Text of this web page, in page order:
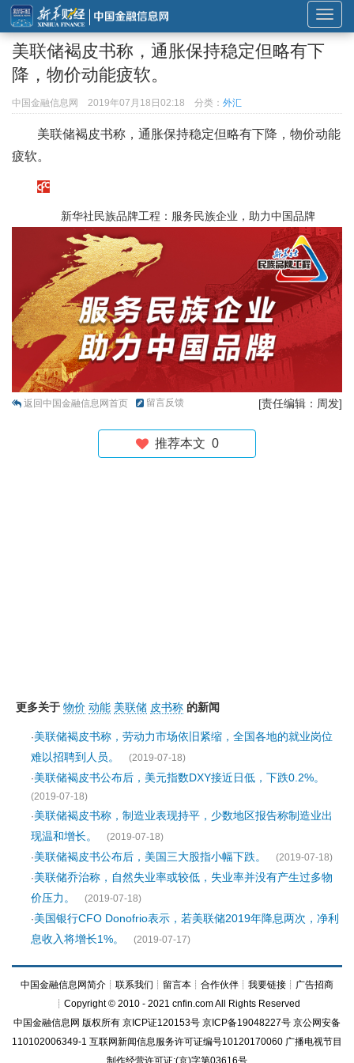
展
开
导
航
美联储褐皮书称，通胀保持稳定但略有下
降，物价动能疲软。
中国金融信息网 2019年07月18日02:18 分类： 外汇
美联储褐皮书称，通胀保持稳定但略有下降，物价动能
疲软。
新华社民族品牌工程：服务民族企业，助力中国品牌
返回中国金融信息网首页 留言反馈 [责任编辑：周发]
推荐本文 0
更多关于 物价 动能 美联储 皮书称 的新闻
·美联储褐皮书称，劳动力市场依旧紧缩，全国各地的就业岗位
难以招聘到人员。
(2019-07-18)
·美联储褐皮书公布后，美元指数DXY接近日低，下跌0.2%。
(2019-07-18)
·美联储褐皮书称，制造业表现持平，少数地区报告称制造业出
现温和增长。
(2019-07-18)
·美联储褐皮书公布后，美国三大股指小幅下跌。
(2019-07-18)
·美联储乔治称，自然失业率或较低，失业率并没有产生过多物
价压力。
(2019-07-18)
·美国银行CFO Donofrio表示，若美联储2019年降息两次，净利
息收入将增长1%。
(2019-07-17)
中国金融信息网简介 ┊ 联系我们 ┊ 留言本 ┊ 合作伙伴 ┊ 我要链接 ┊ 广告招商
┊Copyright © 2010 - 2021 cnfin.com All Rights Reserved
中国金融信息网 版权所有 京ICP证120153号 京ICP备19048227号 京公网安备
110102006349-1 互联网新闻信息服务许可证编号10120170060 广播电视节目
制作经营许可证:(京)字第03616号